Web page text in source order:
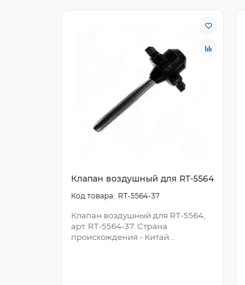
Клапан воздушный для RT-5564
RT-5564-37
Клапан воздушный для RT-5564,
арт. RT-5564-37. Страна
происхождения - Китай...